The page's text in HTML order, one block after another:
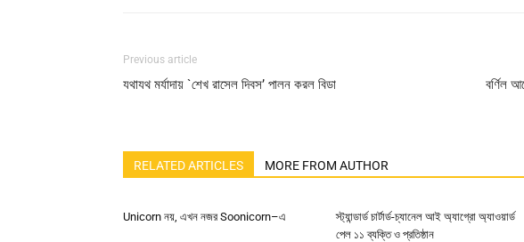
Previous article
যথাযথ মর্যাদায় `শেখ রাসেল দিবস’ পালন করল বিডা
বর্ণিল
RELATED ARTICLES MORE FROM AUTHOR
Unicorn নয়, এখন নজর Soonicorn–এ
স্ট্যান্ডার্ড চার্টার্ড-চ্যানেল আই অ্যাগ্রো অ্যাওয়ার্ড
পেল ১১ ব্যক্তি ও প্রতিষ্ঠান